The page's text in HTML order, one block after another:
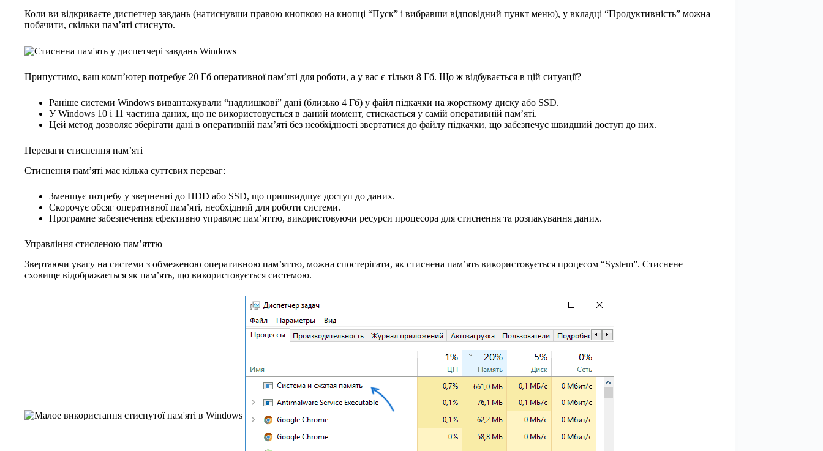
Коли ви відкриваєте диспетчер завдань (натиснувши правою кнопкою на кнопці “Пуск” і вибравши відповідний пункт меню), у вкладці “Продуктивність” можна
побачити, скільки пам’яті стиснуто.
Припустимо, ваш комп’ютер потребує 20 Гб оперативної пам’яті для роботи, а у вас є тільки 8 Гб. Що ж відбувається в цій ситуації?
Раніше системи Windows вивантажували “надлишкові” дані (близько 4 Гб) у файл підкачки на жорсткому диску або SSD.
У Windows 10 і 11 частина даних, що не використовується в даний момент, стискається у самій оперативній пам’яті.
Цей метод дозволяє зберігати дані в оперативній пам’яті без необхідності звертатися до файлу підкачки, що забезпечує швидший доступ до них.
Переваги стиснення пам’яті
Стиснення пам’яті має кілька суттєвих переваг:
Зменшує потребу у зверненні до HDD або SSD, що пришвидшує доступ до даних.
Скорочує обсяг оперативної пам’яті, необхідний для роботи системи.
Програмне забезпечення ефективно управляє пам’яттю, використовуючи ресурси процесора для стиснення та розпакування даних.
Управління стисленою пам’яттю
Звертаючи увагу на системи з обмеженою оперативною пам’яттю, можна спостерігати, як стиснена пам’ять використовується процесом “System”. Стиснене
сховище відображається як пам’ять, що використовується системою.